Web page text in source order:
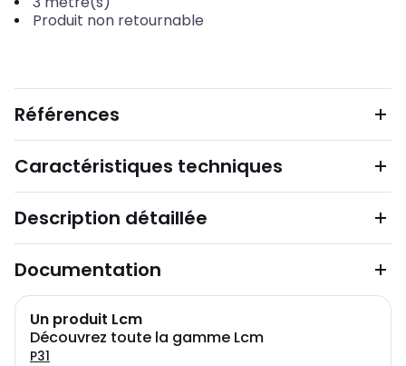
Produit non retournable
Références
Caractéristiques techniques
Description détaillée
Documentation
Un produit Lcm
Découvrez toute la gamme Lcm
P31